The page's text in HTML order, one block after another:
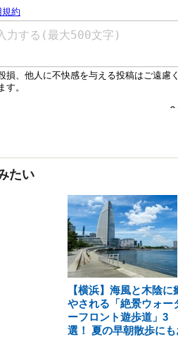
たい
【横浜】海風と木陰に
やされる「絶景ウォー
ーフロント遊歩道」3
選！ 夏の早朝散歩にも